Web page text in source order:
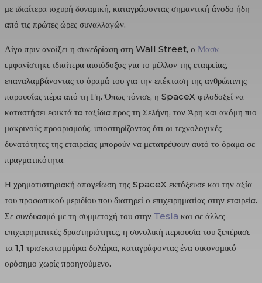
με ιδιαίτερα ισχυρή δυναμική, καταγράφοντας σημαντική άνοδο ήδη
από τις πρώτες ώρες συναλλαγών.
Λίγο πριν ανοίξει η συνεδρίαση στη Wall Street, ο Μασκ
εμφανίστηκε ιδιαίτερα αισιόδοξος για το μέλλον της εταιρείας,
επαναλαμβάνοντας το όραμά του για την επέκταση της ανθρώπινης
παρουσίας πέρα από τη Γη. Όπως τόνισε, η SpaceX φιλοδοξεί να
καταστήσει εφικτά τα ταξίδια προς τη Σελήνη, τον Άρη και ακόμη πιο
μακρινούς προορισμούς, υποστηρίζοντας ότι οι τεχνολογικές
δυνατότητες της εταιρείας μπορούν να μετατρέψουν αυτό το όραμα σε
πραγματικότητα.
Η χρηματιστηριακή απογείωση της SpaceX εκτόξευσε και την αξία
του προσωπικού μεριδίου που διατηρεί ο επιχειρηματίας στην εταιρεία.
Σε συνδυασμό με τη συμμετοχή του στην Tesla και σε άλλες
επιχειρηματικές δραστηριότητες, η συνολική περιουσία του ξεπέρασε
τα 1,1 τρισεκατομμύρια δολάρια, καταγράφοντας ένα οικονομικό
ορόσημο χωρίς προηγούμενο.